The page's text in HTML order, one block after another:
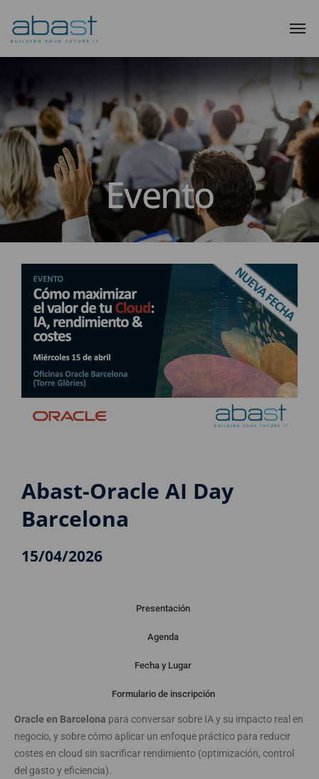
Evento
Abast-Oracle AI Day
Barcelona
15/04/2026
Presentación
Agenda
Fecha y Lugar
Formulario de inscripción
a un encuentro en las oficinas de
Oracle en Barcelona para conversar sobre IA y su impacto real en
negocio, y sobre cómo aplicar un enfoque práctico para reducir
costes en cloud sin sacrificar rendimiento (optimización, control
del gasto y eficiencia).